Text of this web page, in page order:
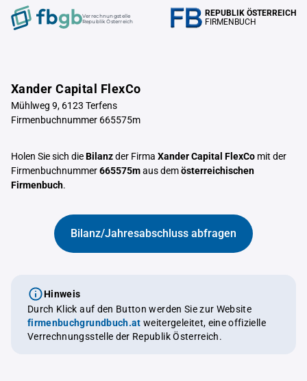
Verrechnungstelle
Republik Österreich
REPUBLIK ÖSTERREICH
FIRMENBUCH
Xander Capital FlexCo
Mühlweg 9, 6123 Terfens
Firmenbuchnummer 665575m
Holen Sie sich dieBilanzder Firma Xander Capital FlexCo mit der
Firmenbuchnummer665575maus demösterreichischen
Firmenbuch.
Bilanz/Jahresabschluss abfragen
Hinweis
Durch Klick auf den Button werden Sie zur Website
firmenbuchgrundbuch.at weitergeleitet, eine offizielle
Verrechnungsstelle der Republik Österreich.